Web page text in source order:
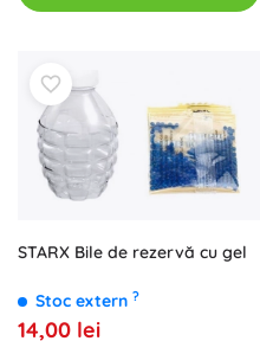
STARX Bile de rezervă cu gel
Stoc extern ?
14,00 lei